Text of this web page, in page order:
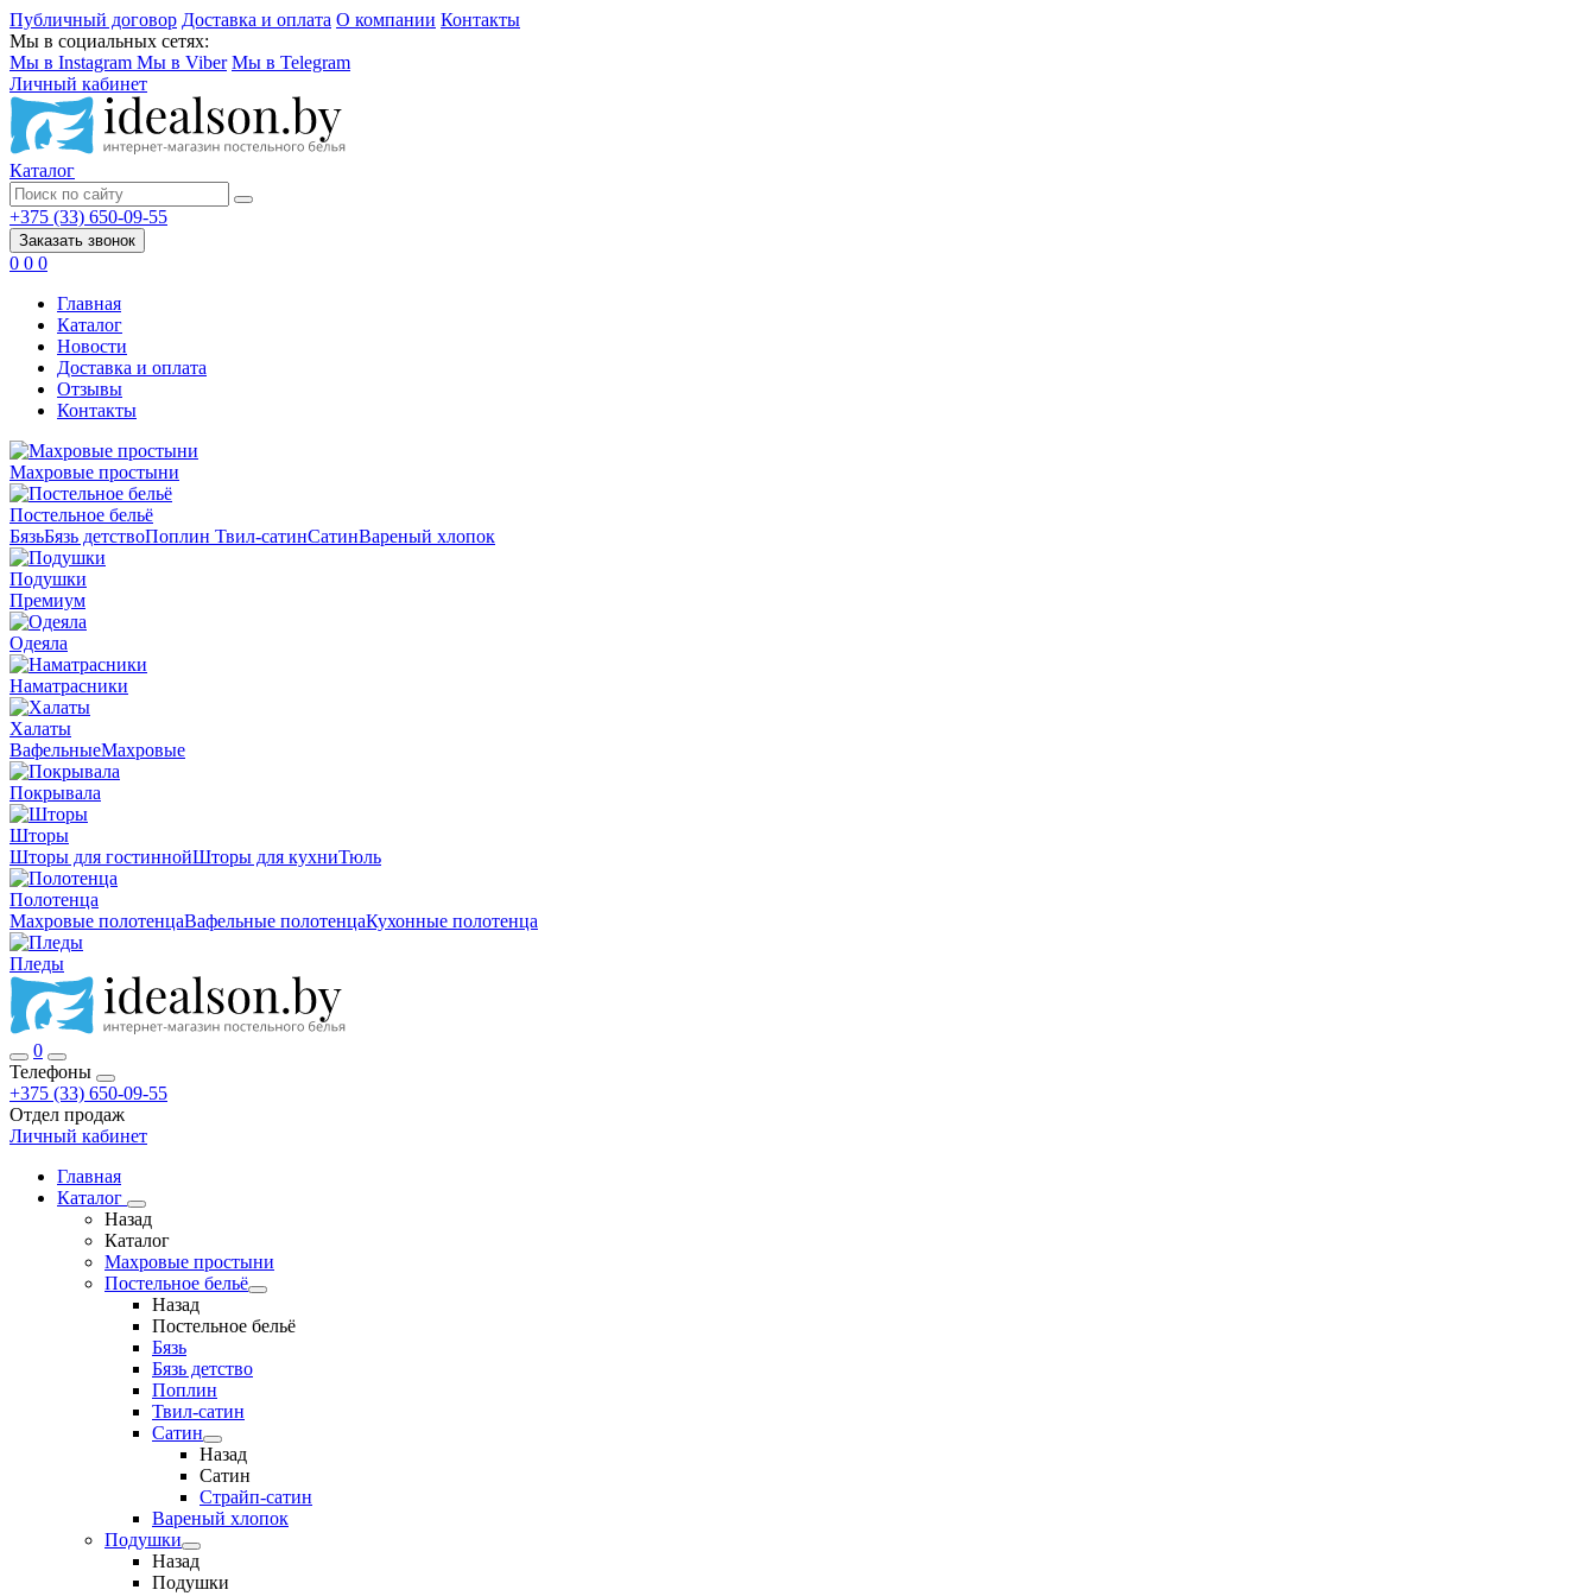
Публичный договор Доставка и оплата О компании Контакты
Мы в социальных сетях:
Мы в Instagram Мы в Viber Мы в Telegram
Личный кабинет
Каталог
+375 (33) 650-09-55
Заказать звонок
0 0 0
Главная
Каталог
Новости
Доставка и оплата
Отзывы
Контакты
Махровые простыни
Постельное бельё
БязьБязь детствоПоплин Твил-сатинСатинВареный хлопок
Подушки
Премиум
Одеяла
Наматрасники
Халаты
ВафельныеМахровые
Покрывала
Шторы
Шторы для гостиннойШторы для кухниТюль
Полотенца
Махровые полотенцаВафельные полотенцаКухонные полотенца
Пледы
0
Телефоны
+375 (33) 650-09-55
Отдел продаж
Личный кабинет
Главная
Каталог
Назад
Каталог
Махровые простыни
Постельное бельё
Назад
Постельное бельё
Бязь
Бязь детство
Поплин
Твил-сатин
Сатин
Назад
Сатин
Страйп-сатин
Вареный хлопок
Подушки
Назад
Подушки